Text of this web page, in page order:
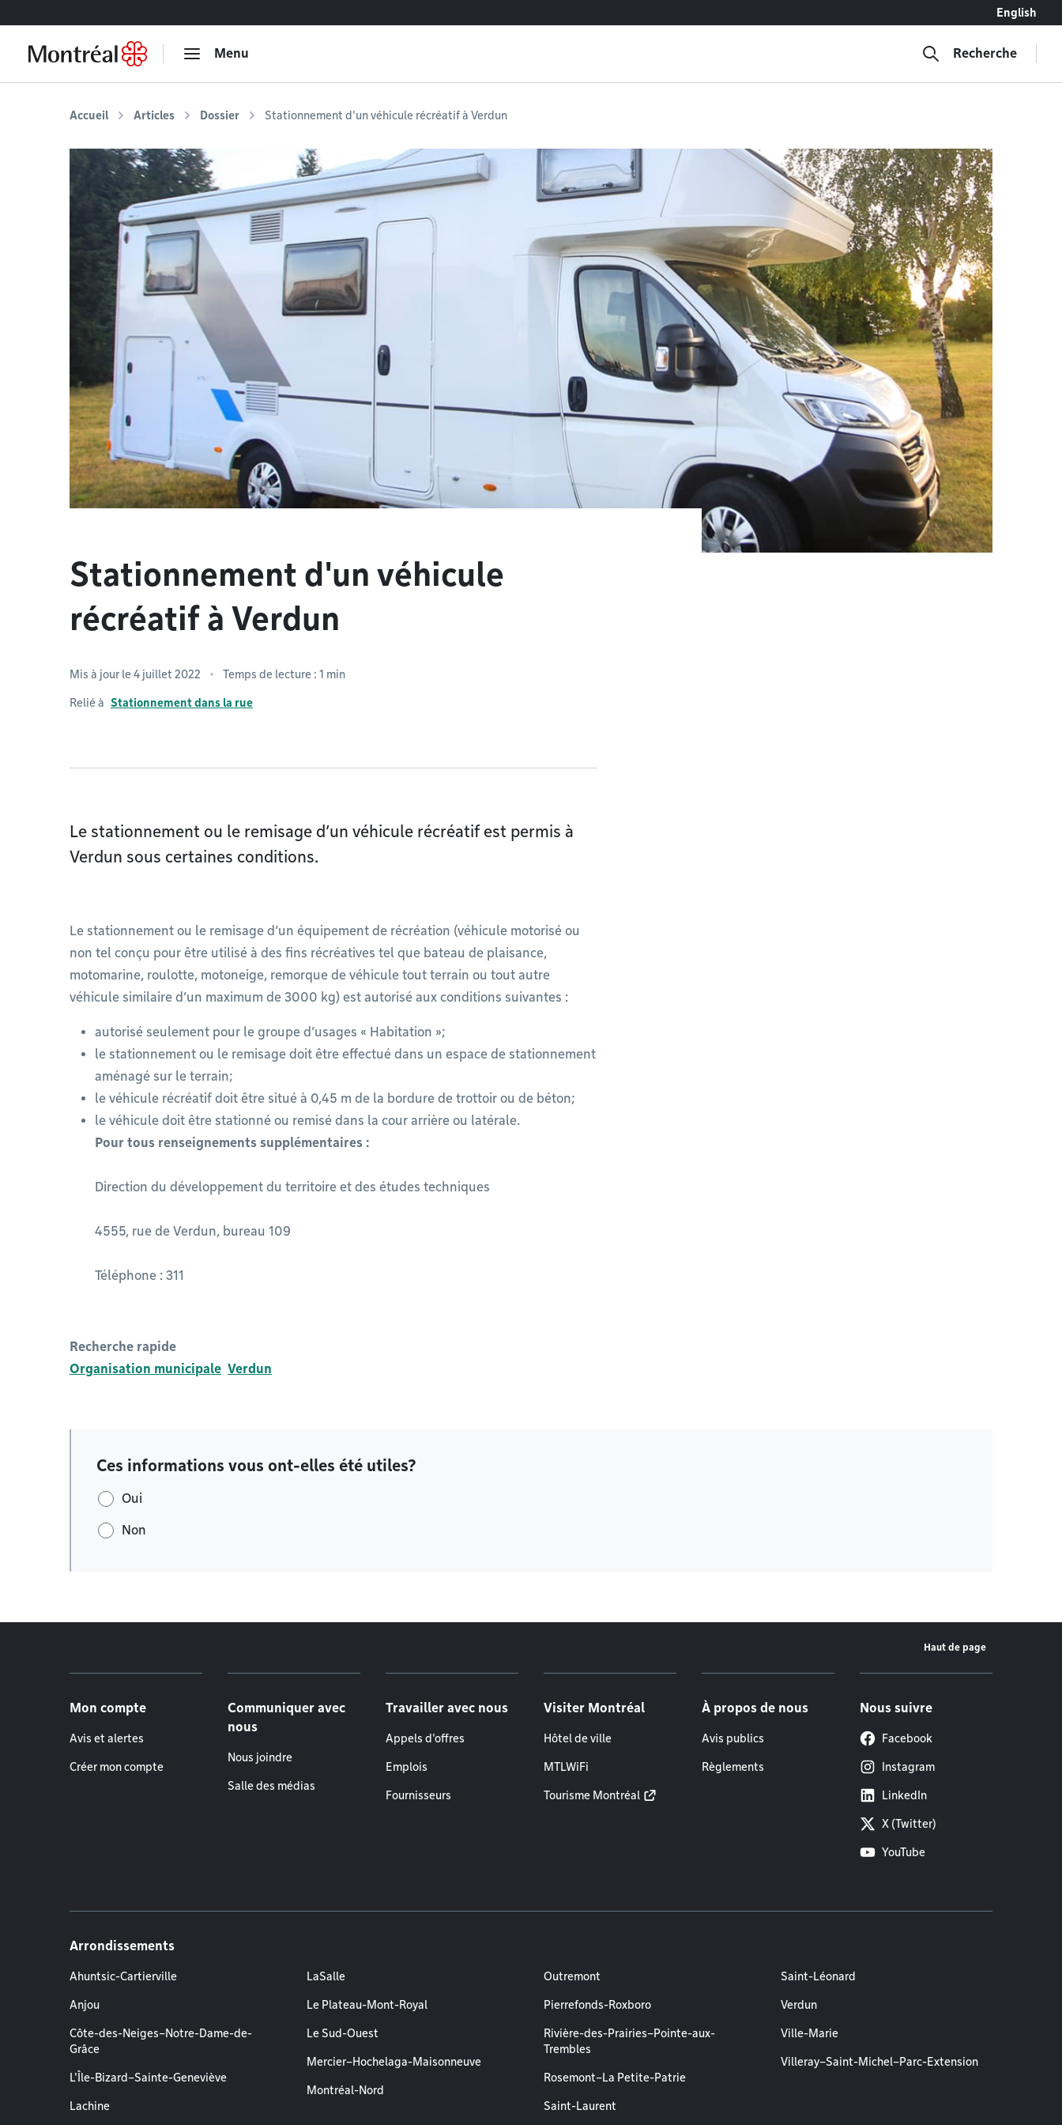
English
Menu Recherche
Accueil Articles Dossier Stationnement d'un véhicule récréatif à Verdun
Stationnement d'un véhicule
récréatif à Verdun
Mis à jour le 4 juillet 2022 Temps de lecture : 1 min
Relié à Stationnement dans la rue
Le stationnement ou le remisage d’un véhicule récréatif est permis à
Verdun sous certaines conditions.
Le stationnement ou le remisage d’un équipement de récréation (véhicule motorisé ou
non tel conçu pour être utilisé à des fins récréatives tel que bateau de plaisance,
motomarine, roulotte, motoneige, remorque de véhicule tout terrain ou tout autre
véhicule similaire d’un maximum de 3000 kg) est autorisé aux conditions suivantes :
autorisé seulement pour le groupe d’usages « Habitation »;
le stationnement ou le remisage doit être effectué dans un espace de stationnement
aménagé sur le terrain;
le véhicule récréatif doit être situé à 0,45 m de la bordure de trottoir ou de béton;
le véhicule doit être stationné ou remisé dans la cour arrière ou latérale.
Pour tous renseignements supplémentaires :
Direction du développement du territoire et des études techniques
4555, rue de Verdun, bureau 109
Téléphone : 311
Recherche rapide
Organisation municipale Verdun
Ces informations vous ont-elles été utiles?
Oui
Non
Haut de page
Mon compte
Avis et alertes
Créer mon compte
Communiquer avec
nous
Nous joindre
Salle des médias
Travailler avec nous
Appels d'offres
Emplois
Fournisseurs
Visiter Montréal
Hôtel de ville
MTLWiFi
Tourisme Montréal
À propos de nous
Avis publics
Règlements
Nous suivre
Facebook
Instagram
LinkedIn
X (Twitter)
YouTube
Arrondissements
Ahuntsic-Cartierville
Anjou
Côte-des-Neiges–Notre-Dame-de-
Grâce
L'Île-Bizard–Sainte-Geneviève
Lachine
LaSalle
Le Plateau-Mont-Royal
Le Sud-Ouest
Mercier–Hochelaga-Maisonneuve
Montréal-Nord
Outremont
Pierrefonds-Roxboro
Rivière-des-Prairies–Pointe-aux-
Trembles
Rosemont–La Petite-Patrie
Saint-Laurent
Saint-Léonard
Verdun
Ville-Marie
Villeray–Saint-Michel–Parc-Extension